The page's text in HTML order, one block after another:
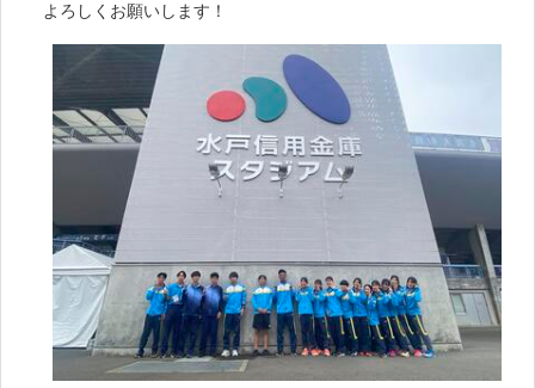
よろしくお願いします！